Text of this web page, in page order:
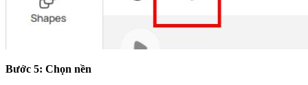
Bước 5: Chọn nền